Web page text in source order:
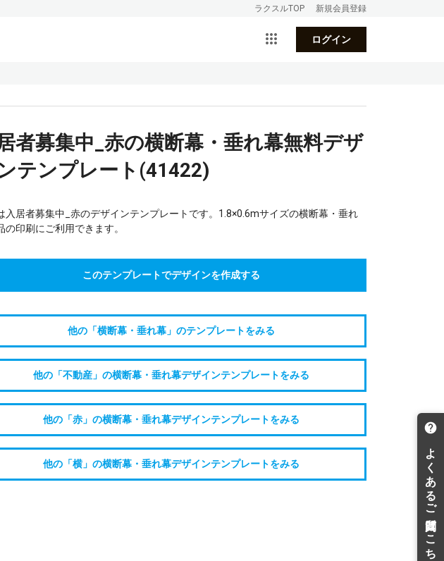
ラクスルTOP 新規会員登録
ログイン
者募集中_赤の横断幕・垂れ幕無料デザ
テンプレート(41422)
入居者募集中_赤のデザインテンプレートです。1.8×0.6mサイズの横断幕・垂れ
の印刷にご利用できます。
このテンプレートでデザインを作成する
他の「横断幕・垂れ幕」のテンプレートをみる
他の「不動産」の横断幕・垂れ幕デザインテンプレートをみる
他の「赤」の横断幕・垂れ幕デザインテンプレートをみる
他の「横」の横断幕・垂れ幕デザインテンプレートをみる